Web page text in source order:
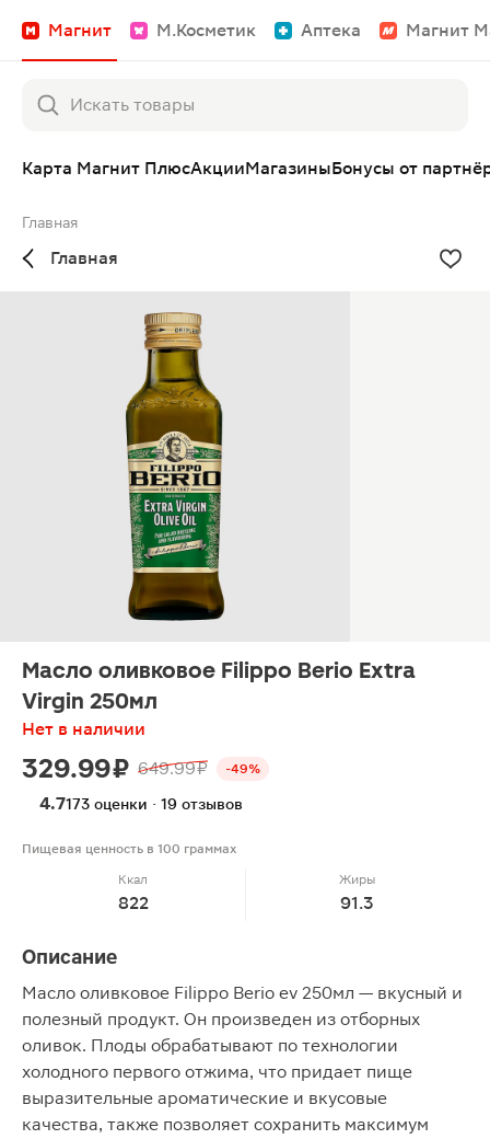
Магнит М.Косметик Аптека Магнит
Карта Магнит ПлюсАкцииМагазиныБонусы от
Главная
Главная
Масло оливковое Filippo Berio Extra
Virgin 250мл
Нет в наличии
329.99 ₽ 649.99 ₽ -49%
4.7173 оценки · 19 отзывов
Пищевая ценность в 100 граммах
Ккал
822
Жиры
91.3
Описание
Масло оливковое Filippo Berio ev 250мл — вкусный и
полезный продукт. Он произведен из отборных
оливок. Плоды обрабатывают по технологии
холодного первого отжима, что придает пище
выразительные ароматические и вкусовые
качества, также позволяет сохранить максимум